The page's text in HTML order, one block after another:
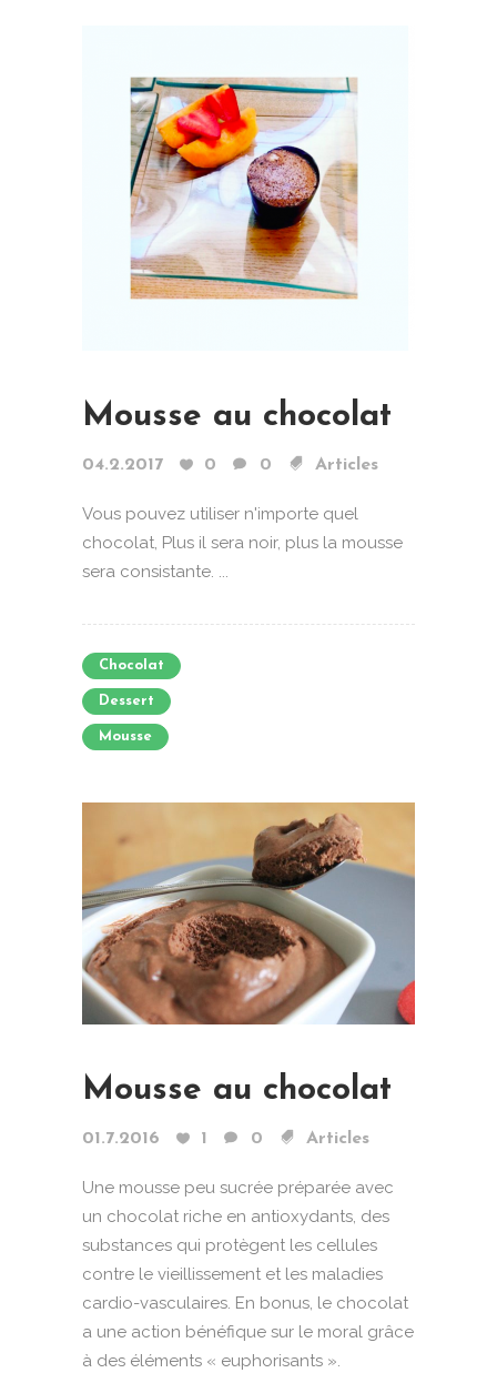
Mousse au chocolat
04.2.2017 0 0 Articles
Vous pouvez utiliser n'importe quel
chocolat, Plus il sera noir, plus la mousse
sera consistante. ...
Chocolat
Dessert
Mousse
Mousse au chocolat
01.7.2016 1 0 Articles
Une mousse peu sucrée préparée avec
un chocolat riche en antioxydants, des
substances qui protègent les cellules
contre le vieillissement et les maladies
cardio-vasculaires. En bonus, le chocolat
a une action bénéfique sur le moral grâce
à des éléments « euphorisants ».